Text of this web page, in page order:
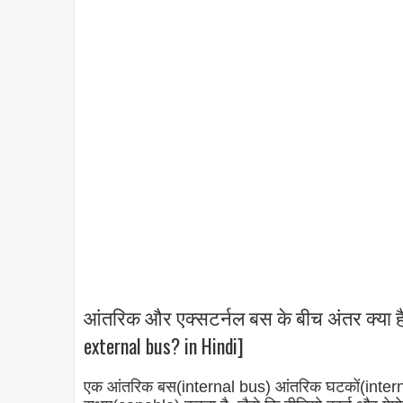
आंतरिक और एक्सटर्नल बस के बीच अंतर क्या
external bus? in Hindi]
एक आंतरिक बस(internal bus) आंतरिक